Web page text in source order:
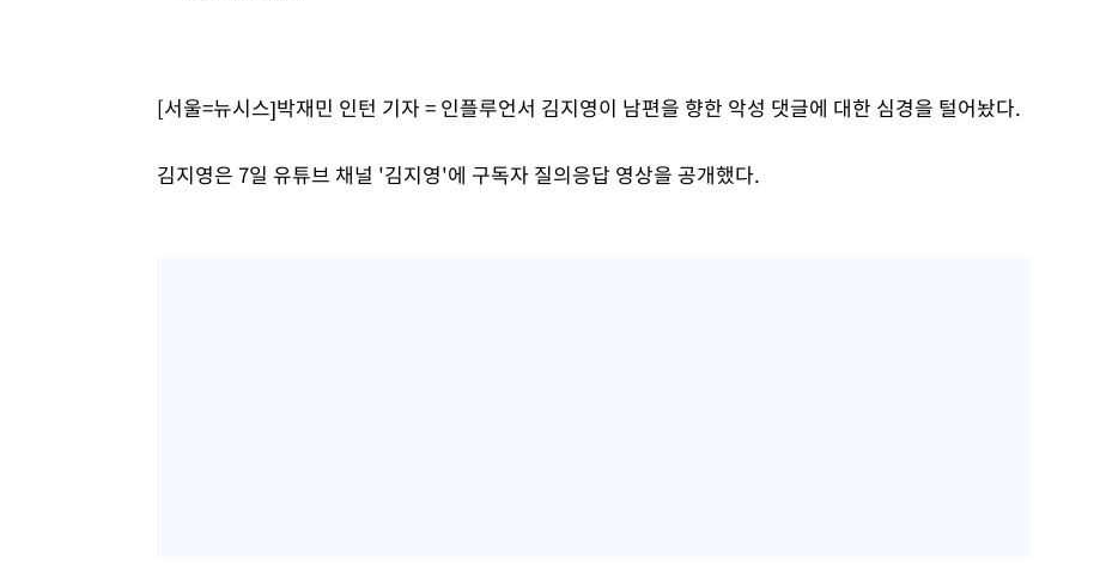
[서울=뉴시스]박재민 인턴 기자 = 인플루언서 김지영이 남편을 향한 악성 댓글에 대한 심경을 털어놨다.
김지영은 7일 유튜브 채널 '김지영'에 구독자 질의응답 영상을 공개했다.